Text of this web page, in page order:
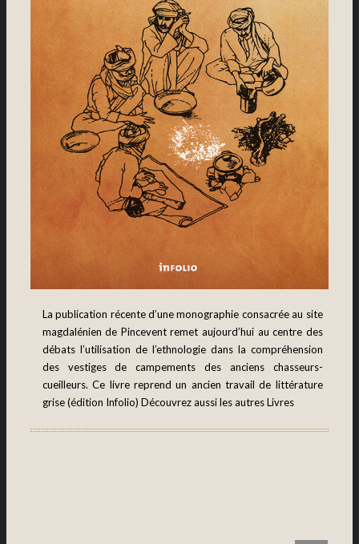
La publication récente d’une monographie consacrée au site
magdalénien de Pincevent remet aujourd’hui au centre des
débats l’utilisation de l’ethnologie dans la compréhension
des vestiges de campements des anciens chasseurs-
cueilleurs. Ce livre reprend un ancien travail de littérature
grise (édition Infolio) Découvrez aussi les autres Livres